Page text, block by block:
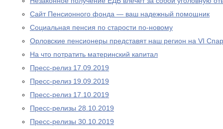
Сайт Пенсионного фонда — ваш надежный помощник
Социальная пенсия по старости по-новому
Орловские пенсионеры представят наш регион на VI
На что потратить материнский капитал
Пресс-релиз 17.09.2019
Пресс-релиз 19.09.2019
Пресс-релиз 17.10.2019
Пресс-релизы 28.10.2019
Пресс-релизы 30.10.2019